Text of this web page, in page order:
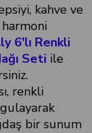
kahve ve
6'lı Renkli
Seti ile
renkli
bir sunum